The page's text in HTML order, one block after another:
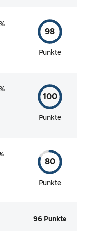
98
Punkte
100
Punkte
80
Punkte
96 Punkte